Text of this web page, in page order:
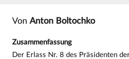
Von Anton Boltochko
Zusammenfassung
Der Erlass Nr. 8 des Präsidenten